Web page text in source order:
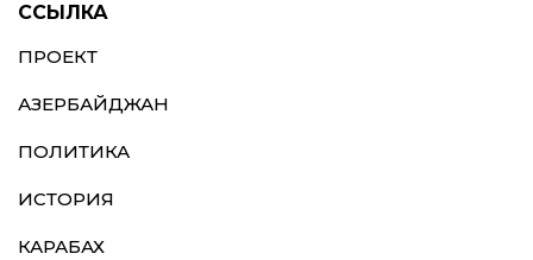
ССЫЛКА
ПРОЕКТ
АЗЕРБАЙДЖАН
ПОЛИТИКА
ИСТОРИЯ
КАРАБАХ